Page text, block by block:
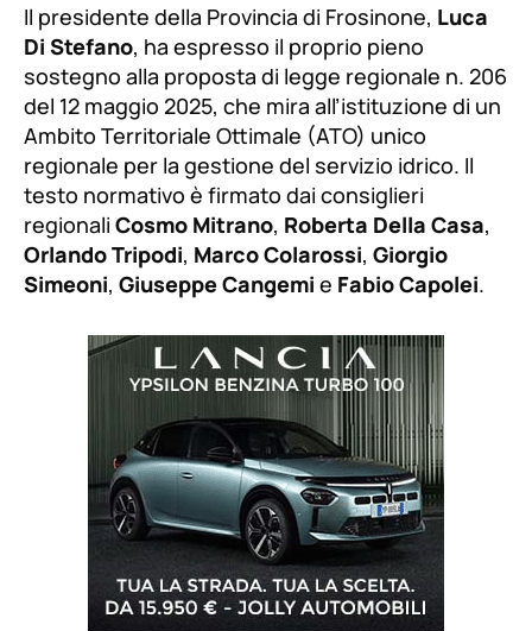
Il presidente della Provincia di Frosinone, Luca
Di Stefano, ha espresso il proprio pieno
sostegno alla proposta di legge regionale n. 206
del 12 maggio 2025, che mira all’istituzione di un
Ambito Territoriale Ottimale (ATO) unico
regionale per la gestione del servizio idrico. Il
testo normativo è firmato dai consiglieri
regionali Cosmo Mitrano, Roberta Della Casa,
Orlando Tripodi, Marco Colarossi, Giorgio
Simeoni, Giuseppe Cangemi e Fabio Capolei.